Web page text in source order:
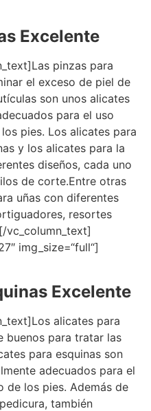
Excelente
pinzas para
el exceso de piel de
son unos alicates
para el uso
pies. Los alicates para
y los alicates para la
diseños, cada uno
de corte.Entre otras
uñas con diferentes
resortes
vc_column_text]
img_size=“full“]
Excelente
alicates para
buenos para tratar las
para esquinas son
adecuados para el
de los pies. Además de
también